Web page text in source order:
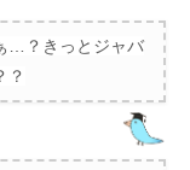
…？きっとジャバ
？